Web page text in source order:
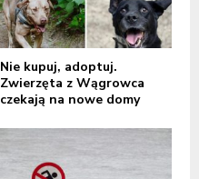
Nie kupuj, adoptuj.
Zwierzęta z Wągrowca
czekają na nowe domy